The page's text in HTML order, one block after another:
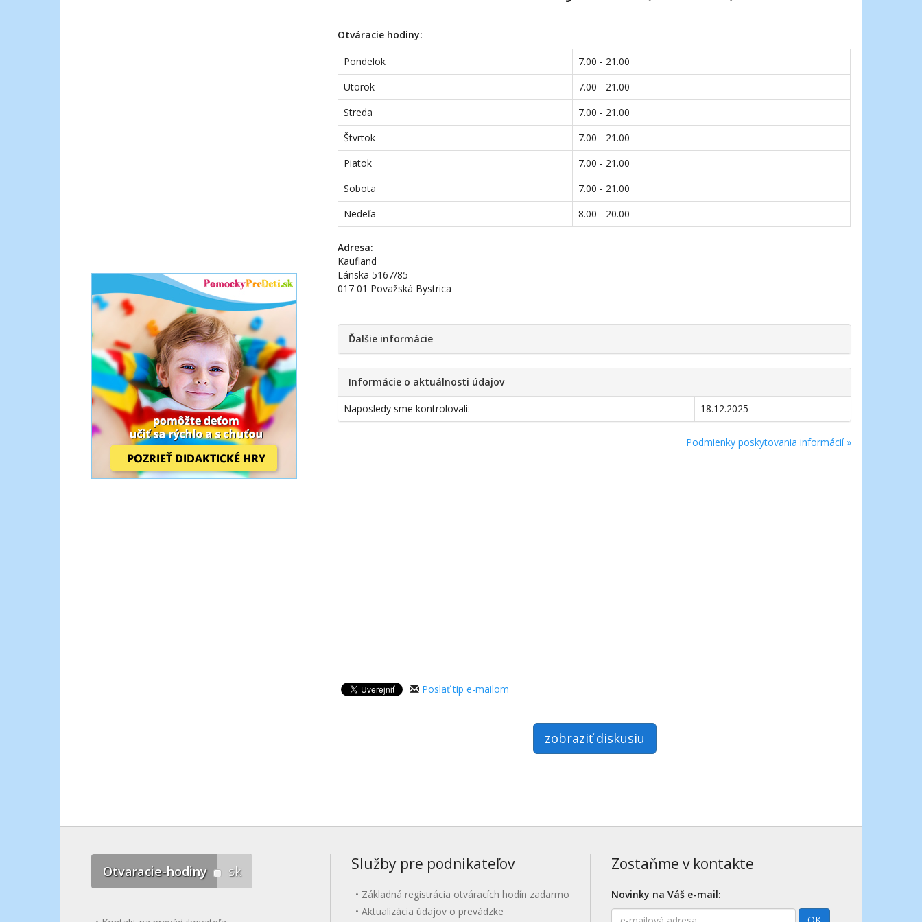
Otváracie hodiny:
Pondelok
7.00 - 21.00
Utorok
7.00 - 21.00
Streda
7.00 - 21.00
Štvrtok
7.00 - 21.00
Piatok
7.00 - 21.00
Sobota
7.00 - 21.00
Nedeľa
8.00 - 20.00
Adresa:
Kaufland
Lánska 5167/85
017 01 Považská Bystrica
Ďalšie informácie
Informácie o aktuálnosti údajov
Naposledy sme kontrolovali: 18.12.2025
Podmienky poskytovania informácií »
Poslať tip e-mailom
zobraziť diskusiu
Otvaracie-hodiny sk Služby pre podnikateľov
Základná registrácia otváracích hodín zadarmo
Aktualizácia údajov o prevádzke
Zostaňme v kontakte
Novinky na Váš e-mail:
E-